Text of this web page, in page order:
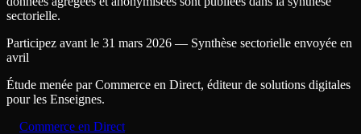
sectorielle.
Participez avant le 31 mars 2026 — Synthèse sectorielle envoyée en
avril
Étude menée par Commerce en Direct, éditeur de solutions digitales
pour les Enseignes.
Commerce en Direct